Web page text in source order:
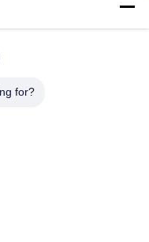
for?